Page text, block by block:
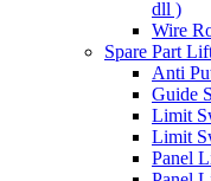
dll )
Wire
Spare Part
Anti
Guide
Limit
Limit
Panel